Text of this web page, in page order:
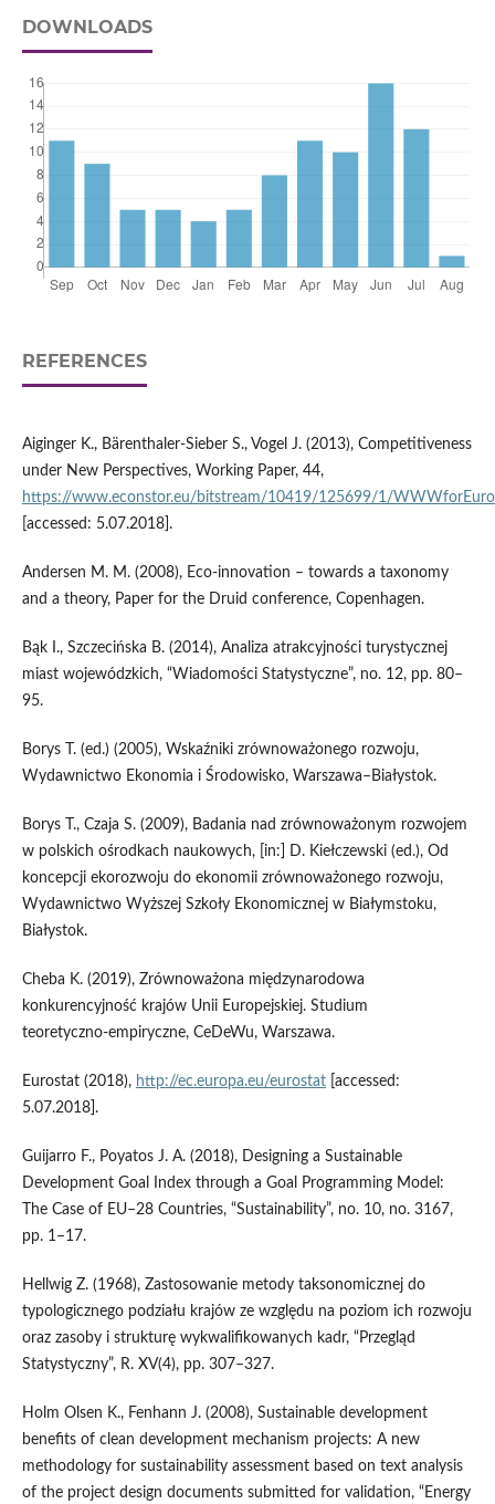
DOWNLOADS
REFERENCES
Aiginger K., Bärenthaler‑Sieber S., Vogel J. (2013), Competitiveness
under New Perspectives, Working Paper, 44,
https://www.econstor.eu/bitstream/10419/125699/1/
[accessed: 5.07.2018].
Andersen M. M. (2008), Eco‑innovation – towards a taxonomy
and a theory, Paper for the Druid conference, Copenhagen.
Bąk I., Szczecińska B. (2014), Analiza atrakcyjności turystycznej
miast wojewódzkich, “Wiadomości Statystyczne”, no. 12, pp. 80–
95.
Borys T. (ed.) (2005), Wskaźniki zrównoważonego rozwoju,
Wydawnictwo Ekonomia i Środowisko, Warszawa–Białystok.
Borys T., Czaja S. (2009), Badania nad zrównoważonym rozwojem
w polskich ośrodkach naukowych, [in:] D. Kiełczewski (ed.), Od
koncepcji ekorozwoju do ekonomii zrównoważonego rozwoju,
Wydawnictwo Wyższej Szkoły Ekonomicznej w Białymstoku,
Białystok.
Cheba K. (2019), Zrównoważona międzynarodowa
konkurencyjność krajów Unii Europejskiej. Studium
teoretyczno‑empiryczne, CeDeWu, Warszawa.
Eurostat (2018), http://ec.europa.eu/eurostat[accessed:
5.07.2018].
Guijarro F., Poyatos J. A. (2018), Designing a Sustainable
Development Goal Index through a Goal Programming Model:
The Case of EU–28 Countries, “Sustainability”, no. 10, no. 3167,
pp. 1–17.
Hellwig Z. (1968), Zastosowanie metody taksonomicznej do
typologicznego podziału krajów ze względu na poziom ich rozwoju
oraz zasoby i strukturę wykwalifikowanych kadr, “Przegląd
Statystyczny”, R. XV(4), pp. 307–327.
Holm Olsen K., Fenhann J. (2008), Sustainable development
benefits of clean development mechanism projects: A new
methodology for sustainability assessment based on text analysis
of the project design documents submitted for validation, “Energy